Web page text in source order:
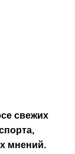
свежих
мнений.